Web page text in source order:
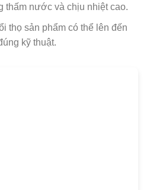
thấm nước và chịu nhiệt cao.
thọ sản phẩm có thể lên đến
kỹ thuật.